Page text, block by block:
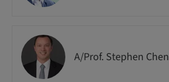
A/Prof. Stephen Chen